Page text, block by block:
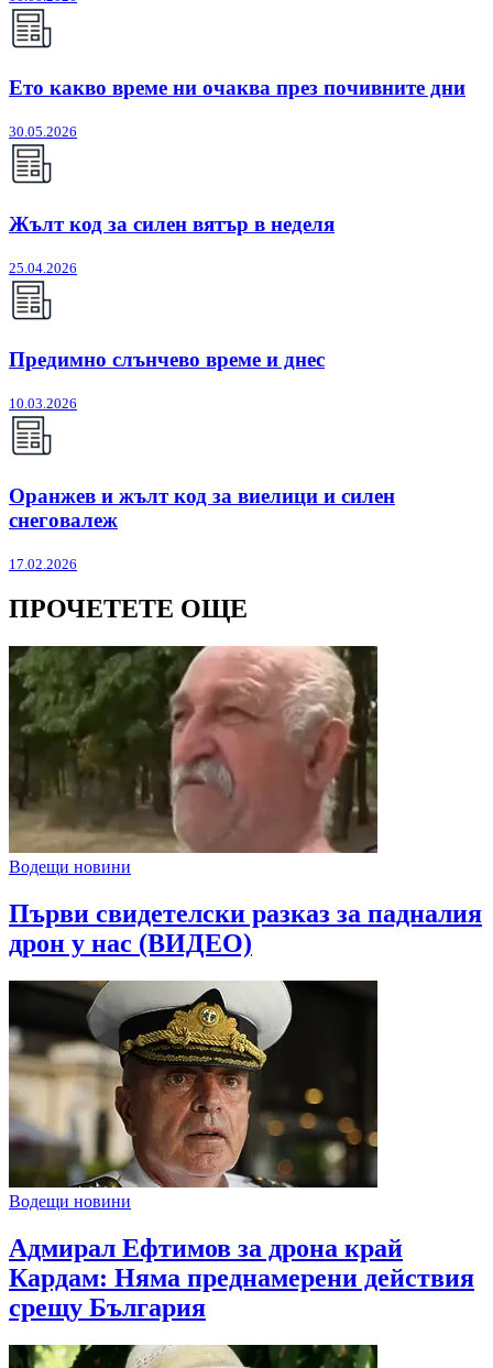
Ето какво време ни очаква през почивните дни
30.05.2026
Жълт код за силен вятър в неделя
25.04.2026
Предимно слънчево време и днес
10.03.2026
Оранжев и жълт код за виелици и силен
снеговалеж
17.02.2026
ПРОЧЕТЕТЕ ОЩЕ
Водещи новини
Първи свидетелски разказ за падналия
дрон у нас (ВИДЕО)
Водещи новини
Адмирал Ефтимов за дрона край
Кардам: Няма преднамерени действия
срещу България